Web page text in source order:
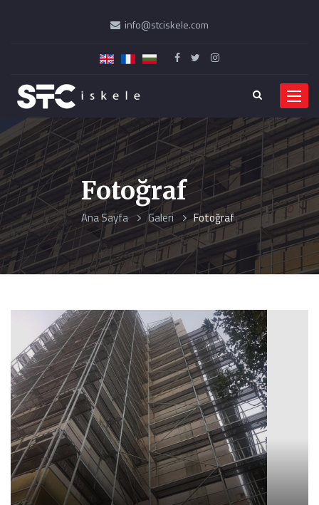
info@stciskele.com
Menü
Fotoğraf
Ana Sayfa Galeri Fotoğraf